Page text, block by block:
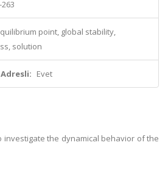
point, global stability,
solution
Evet
investigate the dynamical behavior of the